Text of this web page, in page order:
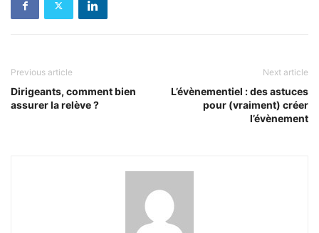
Previous article
Dirigeants, comment bien
assurer la relève ?
Next article
L’évènementiel : des astuces
pour (vraiment) créer
l’évènement